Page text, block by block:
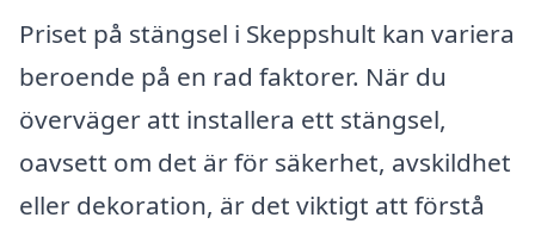
Priset på stängsel i Skeppshult kan variera
beroende på en rad faktorer. När du
överväger att installera ett stängsel,
oavsett om det är för säkerhet, avskildhet
eller dekoration, är det viktigt att förstå